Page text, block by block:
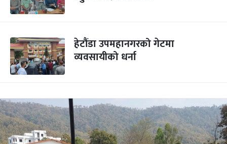
हेटौंडा उपमहानगरको गेटमा
व्यवसायीको धर्ना